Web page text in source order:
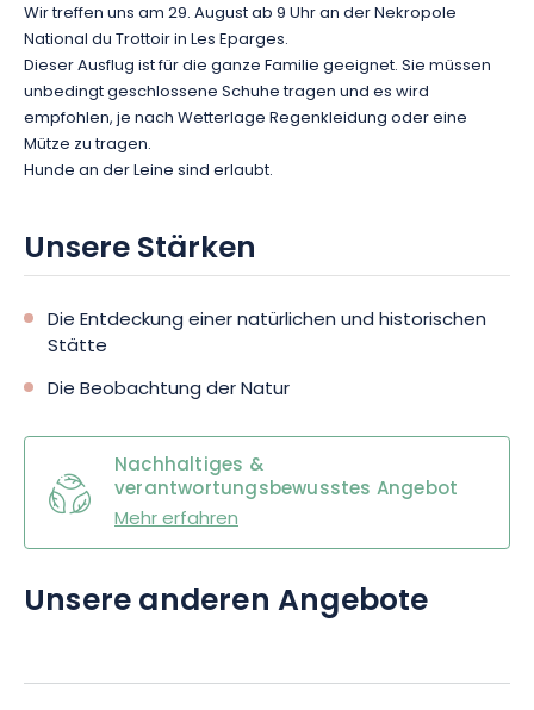
Wir treffen uns am 29. August ab 9 Uhr an der Nekropole
National du Trottoir in Les Eparges.
Dieser Ausflug ist für die ganze Familie geeignet. Sie müssen
unbedingt geschlossene Schuhe tragen und es wird
empfohlen, je nach Wetterlage Regenkleidung oder eine
Mütze zu tragen.
Hunde an der Leine sind erlaubt.
Unsere Stärken
Die Entdeckung einer natürlichen und historischen
Stätte
Die Beobachtung der Natur
Nachhaltiges &
verantwortungsbewusstes Angebot
Mehr erfahren
Unsere anderen Angebote